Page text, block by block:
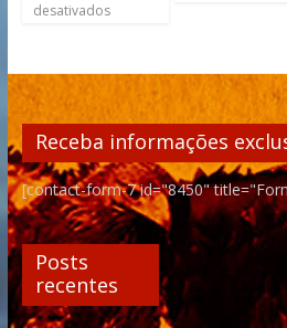
desativados
Receba informações
[contact-form-7 id="8450"
Posts
recentes